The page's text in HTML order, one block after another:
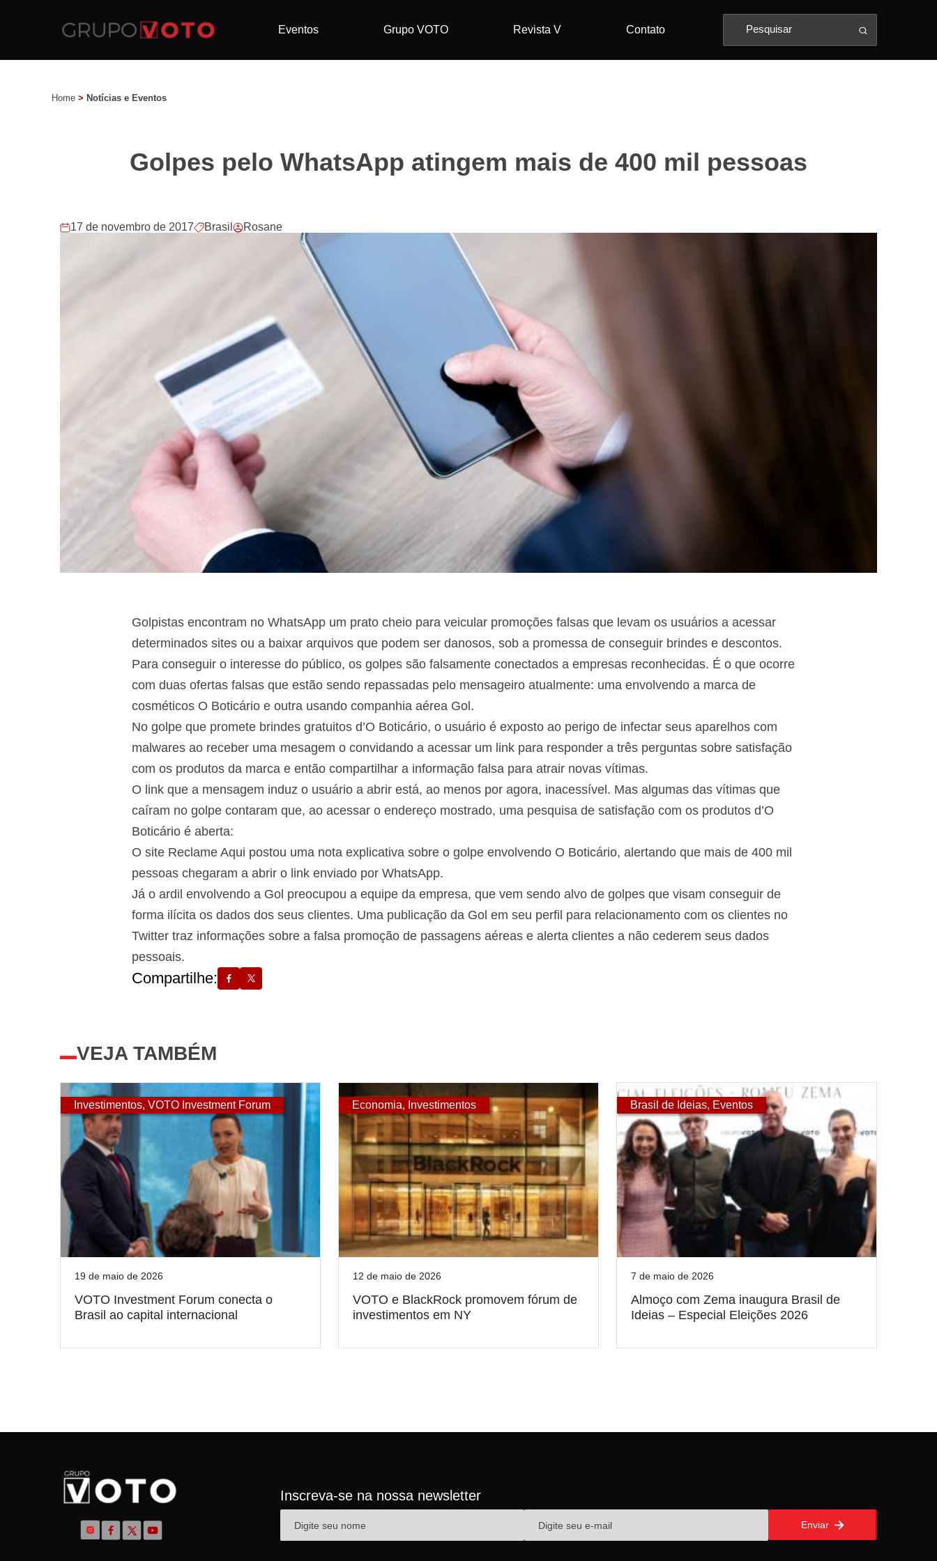
Eventos Grupo VOTO Revista V Contato
Home > Notícias e Eventos
Golpes pelo WhatsApp atingem mais de 400 mil pessoas
17 de novembro de 2017 Brasil Rosane
Golpistas encontram no WhatsApp um prato cheio para veicular promoções falsas que levam os usuários a acessar
determinados sites ou a baixar arquivos que podem ser danosos, sob a promessa de conseguir brindes e descontos.
Para conseguir o interesse do público, os golpes são falsamente conectados a empresas reconhecidas. É o que ocorre
com duas ofertas falsas que estão sendo repassadas pelo mensageiro atualmente: uma envolvendo a marca de
cosméticos O Boticário e outra usando companhia aérea Gol.
No golpe que promete brindes gratuitos d’O Boticário, o usuário é exposto ao perigo de infectar seus aparelhos com
malwares ao receber uma mesagem o convidando a acessar um link para responder a três perguntas sobre satisfação
com os produtos da marca e então compartilhar a informação falsa para atrair novas vítimas.
O link que a mensagem induz o usuário a abrir está, ao menos por agora, inacessível. Mas algumas das vítimas que
caíram no golpe contaram que, ao acessar o endereço mostrado, uma pesquisa de satisfação com os produtos d’O
Boticário é aberta:
O site Reclame Aqui postou uma nota explicativa sobre o golpe envolvendo O Boticário, alertando que mais de 400 mil
pessoas chegaram a abrir o link enviado por WhatsApp.
Já o ardil envolvendo a Gol preocupou a equipe da empresa, que vem sendo alvo de golpes que visam conseguir de
forma ilícita os dados dos seus clientes. Uma publicação da Gol em seu perfil para relacionamento com os clientes no
Twitter traz informações sobre a falsa promoção de passagens aéreas e alerta clientes a não cederem seus dados
pessoais.
Compartilhe:
VEJA TAMBÉM
Investimentos, VOTO Investment Forum
19 de maio de 2026
VOTO Investment Forum conecta o
Brasil ao capital internacional
Economia, Investimentos
12 de maio de 2026
VOTO e BlackRock promovem fórum de
investimentos em NY
Brasil de Ideias, Eventos
7 de maio de 2026
Almoço com Zema inaugura Brasil de
Ideias – Especial Eleições 2026
Inscreva-se na nossa newsletter
Enviar